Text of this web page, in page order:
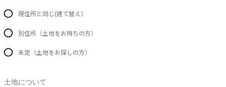
現住所と同じ(建て替え）
別住所（土地をお持ちの方）
未定（土地をお探しの方）
土地について